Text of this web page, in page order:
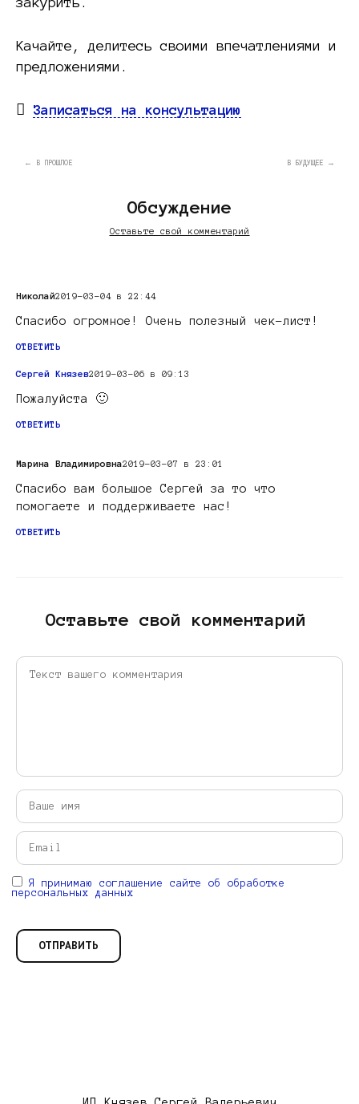
Качайте, делитесь своими впечатлениями и
предложениями.
Записаться на консультацию
← В ПРОШЛОЕ В БУДУЩЕЕ →
Обсуждение
Оставьте свой комментарий
Николай2019-03-04 в 22:44
Спасибо огромное! Очень полезный чек-лист!
ОТВЕТИТЬ
Сергей Князев2019-03-06 в 09:13
Пожалуйста 🙂
ОТВЕТИТЬ
Марина Владимировна2019-03-07 в 23:01
Спасибо вам большое Сергей за то что
помогаете и поддерживаете нас!
ОТВЕТИТЬ
Оставьте свой комментарий
Я принимаю соглашение сайте об обработке
персональных данных